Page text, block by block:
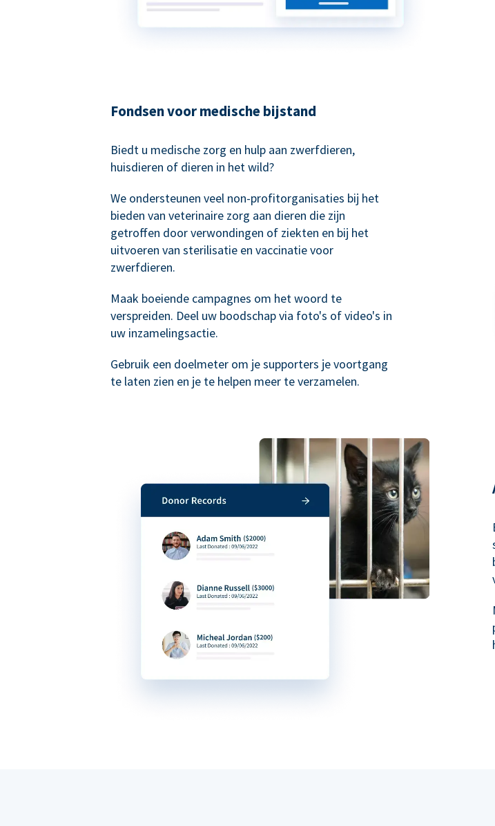
Fondsen voor medische bijstand
Biedt u medische zorg en hulp aan zwerfdieren,
huisdieren of dieren in het wild?
We ondersteunen veel non-profitorganisaties bij het
bieden van veterinaire zorg aan dieren die zijn
getroffen door verwondingen of ziekten en bij het
uitvoeren van sterilisatie en vaccinatie voor
zwerfdieren.
Maak boeiende campagnes om het woord te
verspreiden. Deel uw boodschap via foto's of video's in
uw inzamelingsactie.
Gebruik een doelmeter om je supporters je voortgang
te laten zien en je te helpen meer te verzamelen.